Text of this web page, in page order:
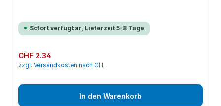
Sofort verfügbar, Lieferzeit 5-8 Tage
Regulärer Preis:
CHF 2.34
zzgl. Versandkosten nach CH
In den Warenkorb